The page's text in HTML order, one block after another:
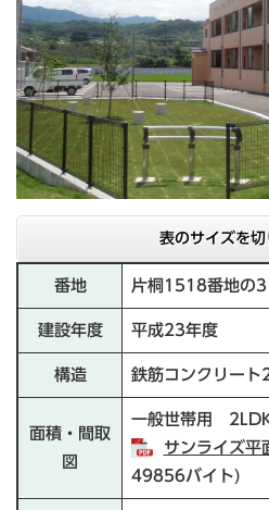
表のサイズを切
番地 片桐1518番地の
建設年度 平成23年度
構造 鉄筋コンクリート
面積・間取
図
一般世帯用
サンライズ平
49856バイト)